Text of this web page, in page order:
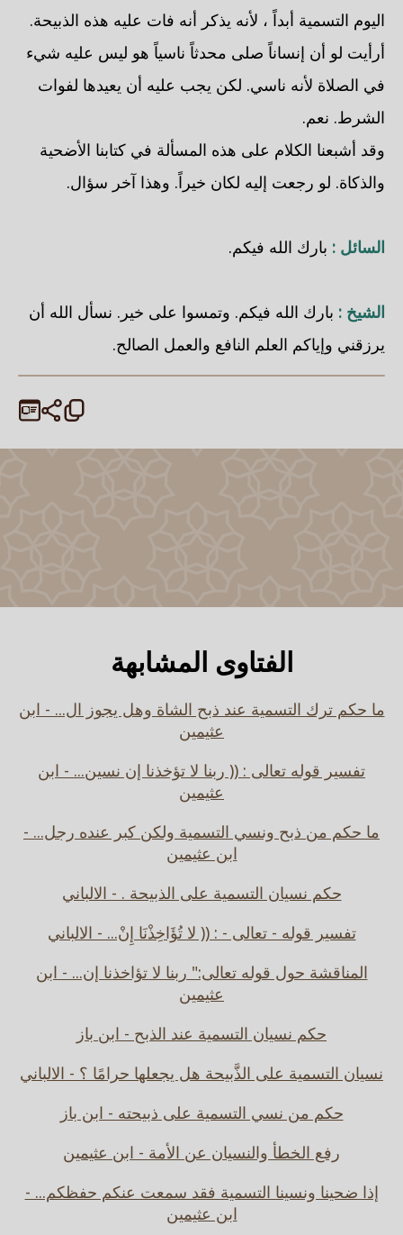
اليوم التسمية أبداً ، لأنه يذكر أنه فات عليه هذه الذبيحة.
أرأيت لو أن إنساناً صلى محدثاً ناسياً هو ليس عليه شيء
في الصلاة لأنه ناسي. لكن يجب عليه أن يعيدها لفوات
الشرط. نعم.
وقد أشبعنا الكلام على هذه المسألة في كتابنا الأضحية
والذكاة. لو رجعت إليه لكان خيراً. وهذا آخر سؤال.
السائل : بارك الله فيكم.
الشيخ : بارك الله فيكم. وتمسوا على خير. نسأل الله أن
يرزقني وإياكم العلم النافع والعمل الصالح.
الفتاوى المشابهة
ما حكم ترك التسمية عند ذبح الشاة وهل يجوز ال... - ابن
عثيمين
تفسير قوله تعالى : (( ربنا لا تؤخذنا إن نسين... - ابن
عثيمين
ما حكم من ذبح ونسي التسمية ولكن كبر عنده رجل... -
ابن عثيمين
حكم نسيان التسمية على الذبيحة . - الالباني
تفسير قوله - تعالى - : (( لا تُؤَاخِذْنَا إِنْ... - الالباني
المناقشة حول قوله تعالى:" ربنا لا تؤاخذنا إن... - ابن
عثيمين
حكم نسيان التسمية عند الذبح - ابن باز
نسيان التسمية على الذَّبيحة هل يجعلها حرامًا ؟ - الالباني
حكم من نسي التسمية على ذبيحته - ابن باز
رفع الخطأ والنسيان عن الأمة - ابن عثيمين
إذا ضحينا ونسينا التسمية فقد سمعت عنكم حفظكم... -
ابن عثيمين